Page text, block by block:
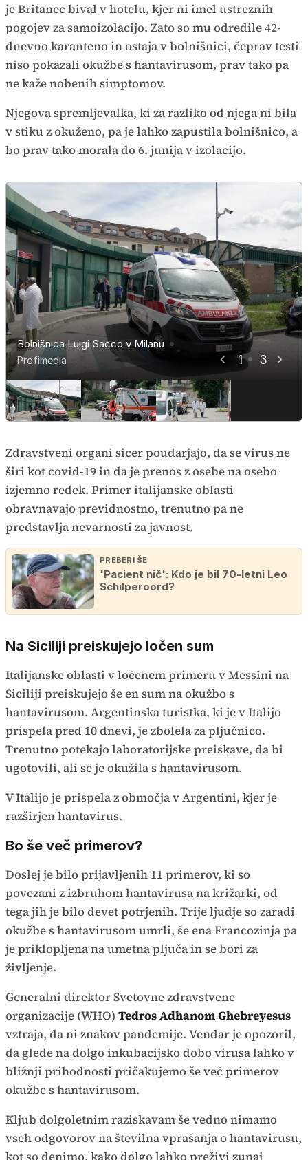
je Britanec bival v hotelu, kjer ni imel ustreznih
pogojev za samoizolacijo. Zato so mu odredile 42-
dnevno karanteno in ostaja v bolnišnici, čeprav testi
niso pokazali okužbe s hantavirusom, prav tako pa
ne kaže nobenih simptomov.
Njegova spremljevalka, ki za razliko od njega ni bila
v stiku z okuženo, pa je lahko zapustila bolnišnico, a
bo prav tako morala do 6. junija v izolacijo.
1 3
Bolnišnica Luigi Sacco v Milanu
Profimedia
Bolnišnica Luigi Sacco v Milanu
Profimedia
Bolnišnica Luigi Sacco v Milanu
Profimedia
Zdravstveni organi sicer poudarjajo, da se virus ne
širi kot covid-19 in da je prenos z osebe na osebo
izjemno redek. Primer italijanske oblasti
obravnavajo previdnostno, trenutno pa ne
predstavlja nevarnosti za javnost.
PREBERI ŠE
'Pacient nič': Kdo je bil 70-letni Leo
Schilperoord?
Na Siciliji preiskujejo ločen sum
Italijanske oblasti v ločenem primeru v Messini na
Siciliji preiskujejo še en sum na okužbo s
hantavirusom. Argentinska turistka, ki je v Italijo
prispela pred 10 dnevi, je zbolela za pljučnico.
Trenutno potekajo laboratorijske preiskave, da bi
ugotovili, ali se je okužila s hantavirusom.
V Italijo je prispela z območja v Argentini, kjer je
razširjen hantavirus.
Bo še več primerov?
Doslej je bilo prijavljenih 11 primerov, ki so
povezani z izbruhom hantavirusa na križarki, od
tega jih je bilo devet potrjenih. Trije ljudje so zaradi
okužbe s hantavirusom umrli, še ena Francozinja pa
je priklopljena na umetna pljuča in se bori za
življenje.
Generalni direktor Svetovne zdravstvene
organizacije (WHO) Tedros AdhanomGhebreyesus
vztraja, da ni znakov pandemije. Vendar je opozoril,
da glede na dolgo inkubacijsko dobo virusa lahko v
bližnji prihodnosti pričakujemo še več primerov
okužbe s hantavirusom.
Kljub dolgoletnim raziskavam še vedno nimamo
vseh odgovorov na številna vprašanja o hantavirusu,